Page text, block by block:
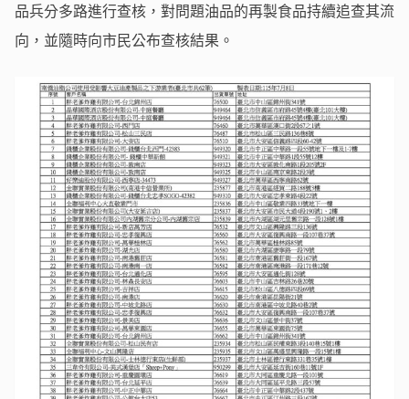
品兵分多路進行查核，對問題油品的再製食品持續追查其流
向，並隨時向市民公布查核結果。